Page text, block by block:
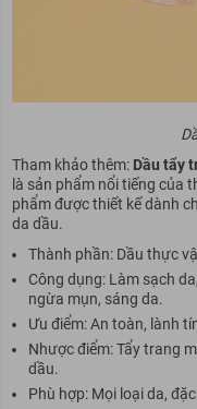
Tham khảo thêm: Dầu tẩy
là sản phẩm nổi tiếng của
phẩm được thiết kế dành
da dầu.
Thành phần: Dầu thực
Công dụng: Làm sạch
ngừa mụn, sáng da.
Ưu điểm: An toàn, lành
Nhược điểm: Tẩy trang
dầu.
Phù hợp: Mọi loại da,